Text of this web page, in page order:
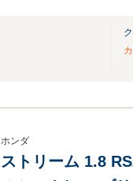
ホンダ
ストリーム 1.8